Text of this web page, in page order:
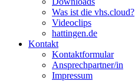
Was ist die vhs.cloud?
Videoclips
hattingen.de
Kontakt
Kontaktformular
Ansprechpartner/in
Impressum